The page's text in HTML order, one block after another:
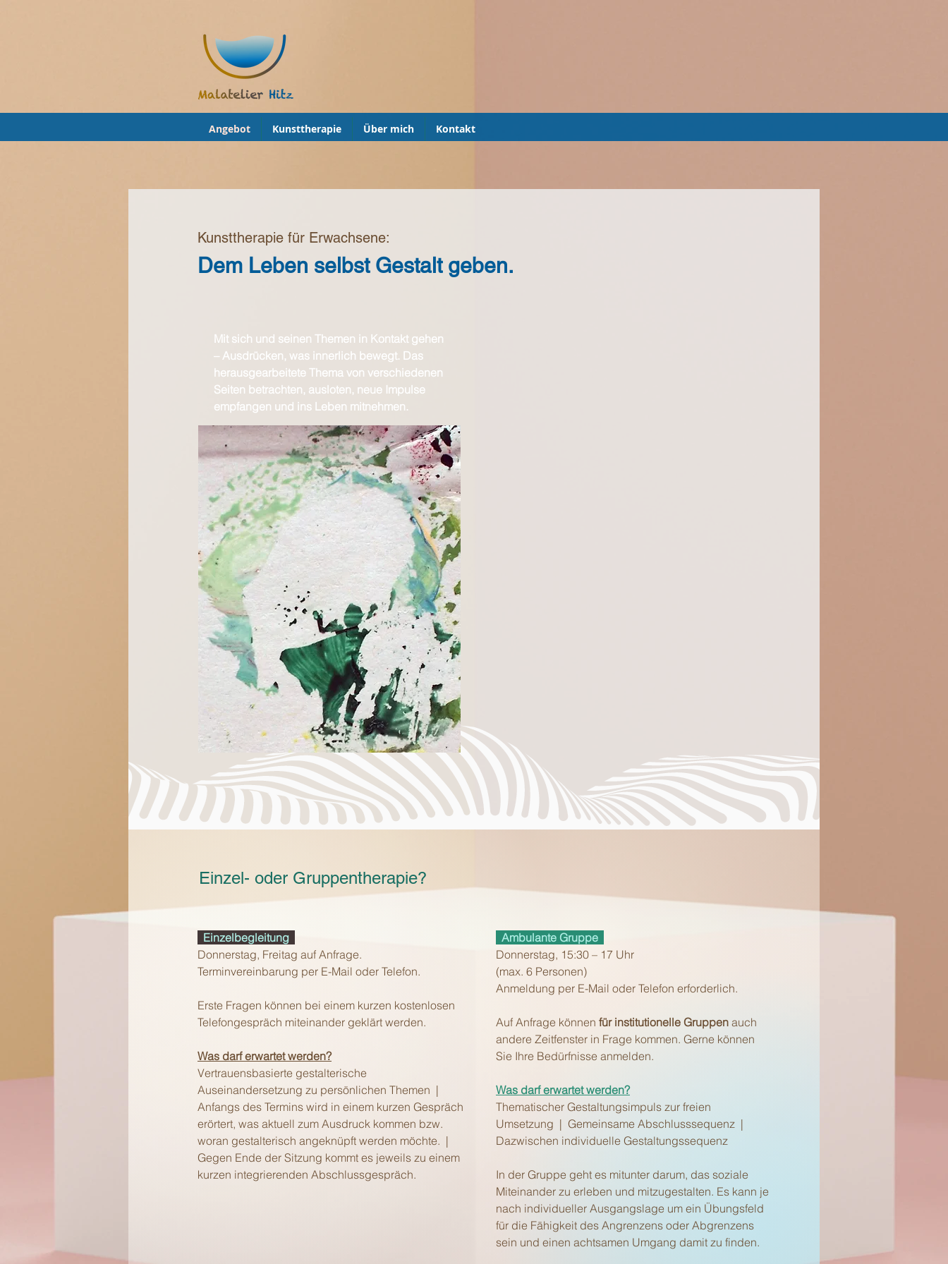
Angebot Kunsttherapie Über mich Kontakt
Kunsttherapie für Erwachsene:
Dem Leben selbst Gestalt geben.
Mit sich und seinen Themen in Kontakt gehen
– Ausdrücken, was innerlich bewegt. Das
herausgearbeitete Thema von verschiedenen
Seiten betrachten, ausloten, neue Impulse
empfangen und ins Leben mitnehmen.
Einzel- oder Gruppentherapie?
Einzelbegleitung
Donnerstag, Freitag auf Anfrage.
Terminvereinbarung per E-Mail oder Telefon.
Erste Fragen können bei einem kurzen kostenlosen
Telefongespräch miteinander geklärt werden.
Was darf erwartet werden?
Vertrauensbasierte gestalterische
Auseinandersetzung zu persönlichen Themen |
Anfangs des Termins wird in einem kurzen Gespräch
erörtert, was aktuell zum Ausdruck kommen bzw.
woran gestalterisch angeknüpft werden möchte. |
Gegen Ende der Sitzung kommt es jeweils zu einem
kurzen integrierenden Abschlussgespräch.
Ambulante Gruppe
Donnerstag, 15:30 – 17 Uhr
(max. 6 Personen)
Anmeldung per E-Mail oder Telefon erforderlich.
Auf Anfrage können für institutionelle Gruppen auch
andere Zeitfenster in Frage kommen. Gerne können
Sie Ihre Bedürfnisse anmelden.
Was darf erwartet werden?
Thematischer Gestaltungsimpuls zur freien
Umsetzung | Gemeinsame Abschlusssequenz |
Dazwischen individuelle Gestaltungssequenz
In der Gruppe geht es mitunter darum, das soziale
Miteinander zu erleben und mitzugestalten. Es kann je
nach individueller Ausgangslage um ein Übungsfeld
für die Fähigkeit des Angrenzens oder Abgrenzens
sein und einen achtsamen Umgang damit zu finden.